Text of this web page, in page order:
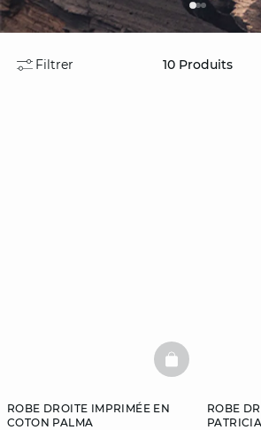
Filtrer 10 Produits
ROBE DROITE IMPRIMÉE EN
COTON PALMA
BASKETFULL
ROBE
PATRICIA